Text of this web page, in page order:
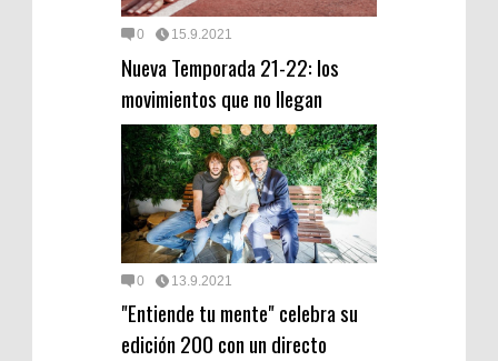
0 15.9.2021
Nueva Temporada 21-22: los
movimientos que no llegan
0 13.9.2021
"Entiende tu mente" celebra su
edición 200 con un directo